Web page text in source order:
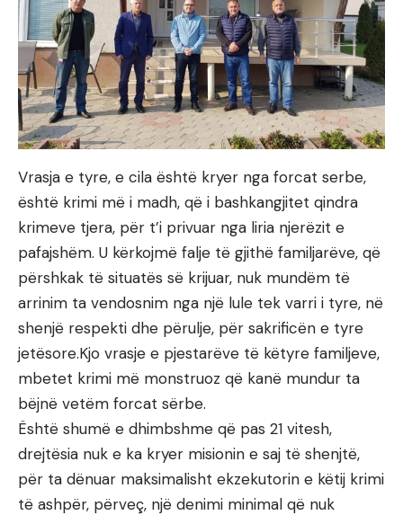
Vrasja e tyre, e cila është kryer nga forcat serbe,
është krimi më i madh, që i bashkangjitet qindra
krimeve tjera, për t’i privuar nga liria njerëzit e
pafajshëm. U kërkojmë falje të gjithë familjarëve, që
përshkak të situatës së krijuar, nuk mundëm të
arrinim ta vendosnim nga një lule tek varri i tyre, në
shenjë respekti dhe përulje, për sakrificën e tyre
jetësore.Kjo vrasje e pjestarëve të këtyre familjeve,
mbetet krimi më monstruoz që kanë mundur ta
bëjnë vetëm forcat sërbe.
Është shumë e dhimbshme që pas 21 vitesh,
drejtësia nuk e ka kryer misionin e saj të shenjtë,
për ta dënuar maksimalisht ekzekutorin e këtij krimi
të ashpër, përveç, një denimi minimal që nuk